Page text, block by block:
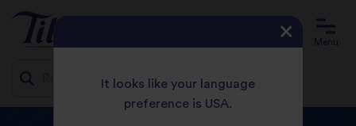
Menu
It looks like your language
preference is USA.